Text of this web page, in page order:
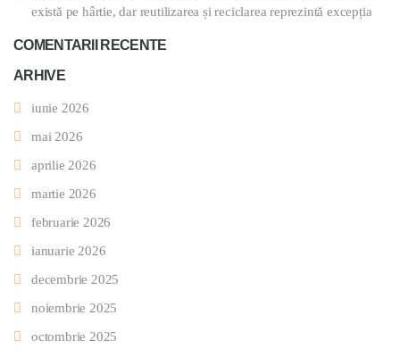
există pe hârtie, dar reutilizarea și reciclarea reprezintă excepția
COMENTARII RECENTE
ARHIVE
iunie 2026
mai 2026
aprilie 2026
martie 2026
februarie 2026
ianuarie 2026
decembrie 2025
noiembrie 2025
octombrie 2025